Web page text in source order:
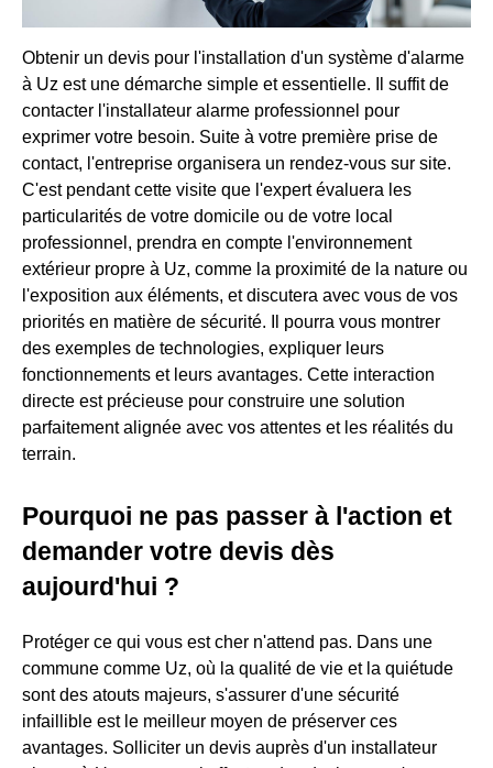
Obtenir un devis pour l'installation d'un système d'alarme
à Uz est une démarche simple et essentielle. Il suffit de
contacter l'installateur alarme professionnel pour
exprimer votre besoin. Suite à votre première prise de
contact, l'entreprise organisera un rendez-vous sur site.
C'est pendant cette visite que l'expert évaluera les
particularités de votre domicile ou de votre local
professionnel, prendra en compte l'environnement
extérieur propre à Uz, comme la proximité de la nature ou
l'exposition aux éléments, et discutera avec vous de vos
priorités en matière de sécurité. Il pourra vous montrer
des exemples de technologies, expliquer leurs
fonctionnements et leurs avantages. Cette interaction
directe est précieuse pour construire une solution
parfaitement alignée avec vos attentes et les réalités du
terrain.
Pourquoi ne pas passer à l'action et
demander votre devis dès
aujourd'hui ?
Protéger ce qui vous est cher n'attend pas. Dans une
commune comme Uz, où la qualité de vie et la quiétude
sont des atouts majeurs, s'assurer d'une sécurité
infaillible est le meilleur moyen de préserver ces
avantages. Solliciter un devis auprès d'un installateur